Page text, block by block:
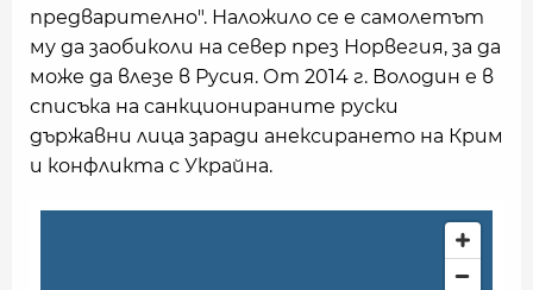
предварително". Наложило се е самолетът
му да заобиколи на север през Норвегия, за да
може да влезе в Русия. От 2014 г. Володин е в
списъка на санкционираните руски
държавни лица заради анексирането на Крим
и конфликта с Украйна.